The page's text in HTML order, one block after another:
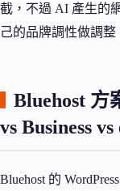
截，不過 AI 產生的
己的品牌調性做調整
Bluehost 方
vs Business
Bluehost 的